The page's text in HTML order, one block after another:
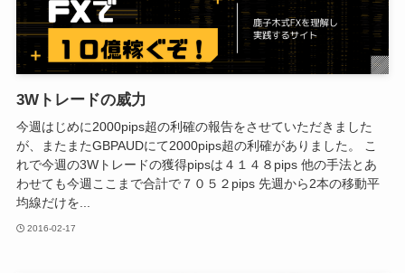
3Wトレードの威力
今週はじめに2000pips超の利確の報告をさせていただきました
が、またまたGBPAUDにて2000pips超の利確がありました。 こ
れで今週の3Wトレードの獲得pipsは４１４８pips 他の手法とあ
わせても今週ここまで合計で７０５２pips 先週から2本の移動平
均線だけを...
2016-02-17